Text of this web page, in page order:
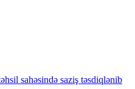
sahəsində saziş təsdiqlənib